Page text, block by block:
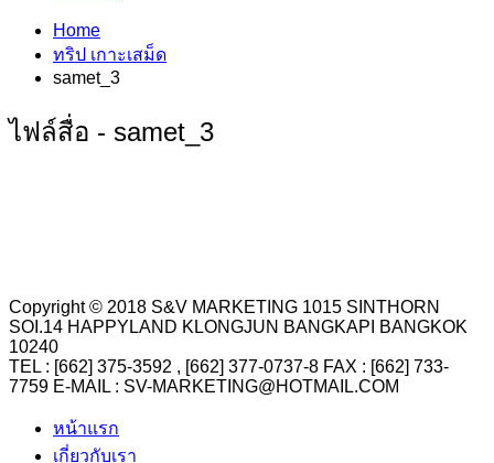
Home
ทริป เกาะเสม็ด
samet_3
ไฟล์สื่อ - samet_3
Copyright © 2018 S&V MARKETING 1015 SINTHORN
SOI.14 HAPPYLAND KLONGJUN BANGKAPI BANGKOK
10240
TEL : [662] 375-3592 , [662] 377-0737-8 FAX : [662] 733-
7759 E-MAIL : SV-MARKETING@HOTMAIL.COM
หน้าแรก
เกี่ยวกับเรา